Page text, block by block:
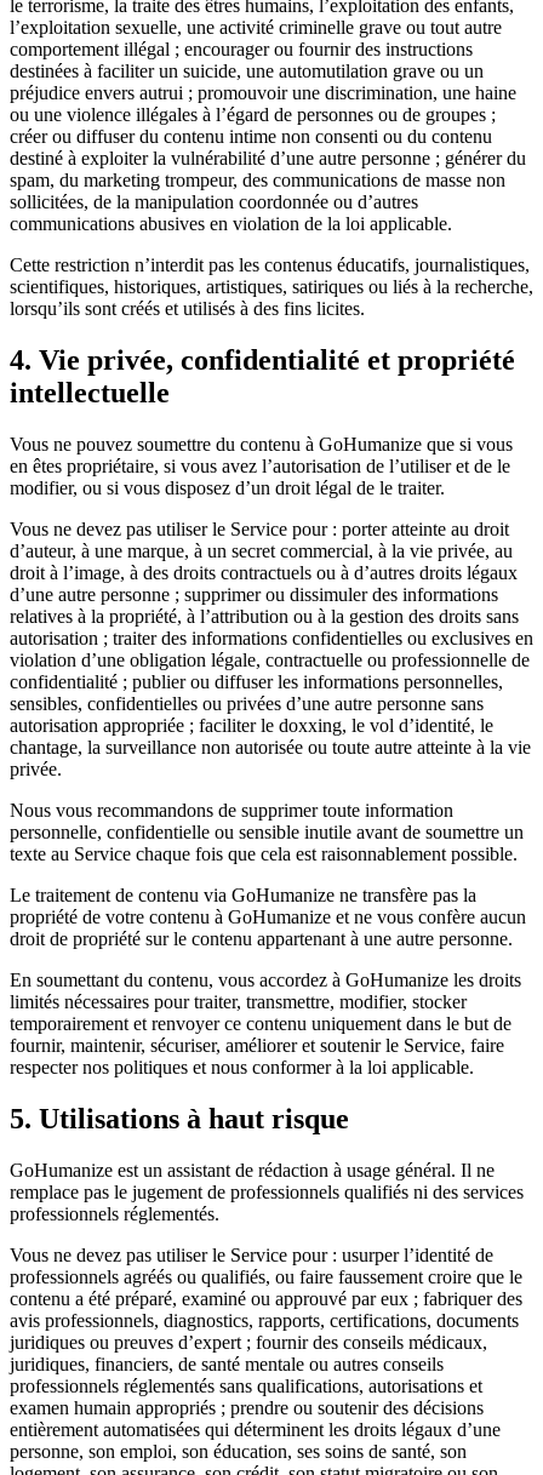
le terrorisme, la traite des êtres humains, l’exploitation des enfants,
l’exploitation sexuelle, une activité criminelle grave ou tout autre
comportement illégal ; encourager ou fournir des instructions
destinées à faciliter un suicide, une automutilation grave ou un
préjudice envers autrui ; promouvoir une discrimination, une haine
ou une violence illégales à l’égard de personnes ou de groupes ;
créer ou diffuser du contenu intime non consenti ou du contenu
destiné à exploiter la vulnérabilité d’une autre personne ; générer du
spam, du marketing trompeur, des communications de masse non
sollicitées, de la manipulation coordonnée ou d’autres
communications abusives en violation de la loi applicable.
Cette restriction n’interdit pas les contenus éducatifs, journalistiques,
scientifiques, historiques, artistiques, satiriques ou liés à la recherche,
lorsqu’ils sont créés et utilisés à des fins licites.
4. Vie privée, confidentialité et propriété
intellectuelle
Vous ne pouvez soumettre du contenu à GoHumanize que si vous
en êtes propriétaire, si vous avez l’autorisation de l’utiliser et de le
modifier, ou si vous disposez d’un droit légal de le traiter.
Vous ne devez pas utiliser le Service pour : porter atteinte au droit
d’auteur, à une marque, à un secret commercial, à la vie privée, au
droit à l’image, à des droits contractuels ou à d’autres droits légaux
d’une autre personne ; supprimer ou dissimuler des informations
relatives à la propriété, à l’attribution ou à la gestion des droits sans
autorisation ; traiter des informations confidentielles ou exclusives en
violation d’une obligation légale, contractuelle ou professionnelle de
confidentialité ; publier ou diffuser les informations personnelles,
sensibles, confidentielles ou privées d’une autre personne sans
autorisation appropriée ; faciliter le doxxing, le vol d’identité, le
chantage, la surveillance non autorisée ou toute autre atteinte à la vie
privée.
Nous vous recommandons de supprimer toute information
personnelle, confidentielle ou sensible inutile avant de soumettre un
texte au Service chaque fois que cela est raisonnablement possible.
Le traitement de contenu via GoHumanize ne transfère pas la
propriété de votre contenu à GoHumanize et ne vous confère aucun
droit de propriété sur le contenu appartenant à une autre personne.
En soumettant du contenu, vous accordez à GoHumanize les droits
limités nécessaires pour traiter, transmettre, modifier, stocker
temporairement et renvoyer ce contenu uniquement dans le but de
fournir, maintenir, sécuriser, améliorer et soutenir le Service, faire
respecter nos politiques et nous conformer à la loi applicable.
5. Utilisations à haut risque
GoHumanize est un assistant de rédaction à usage général. Il ne
remplace pas le jugement de professionnels qualifiés ni des services
professionnels réglementés.
Vous ne devez pas utiliser le Service pour : usurper l’identité de
professionnels agréés ou qualifiés, ou faire faussement croire que le
contenu a été préparé, examiné ou approuvé par eux ; fabriquer des
avis professionnels, diagnostics, rapports, certifications, documents
juridiques ou preuves d’expert ; fournir des conseils médicaux,
juridiques, financiers, de santé mentale ou autres conseils
professionnels réglementés sans qualifications, autorisations et
examen humain appropriés ; prendre ou soutenir des décisions
entièrement automatisées qui déterminent les droits légaux d’une
personne, son emploi, son éducation, ses soins de santé, son